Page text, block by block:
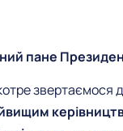
пане